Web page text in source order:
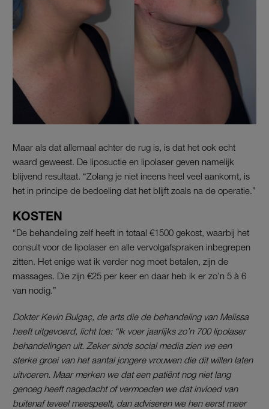
Maar als dat allemaal achter de rug is, is dat het ook echt
waard geweest. De liposuctie en lipolaser geven namelijk
blijvend resultaat. “Zolang je niet ineens heel veel aankomt, is
het in principe de bedoeling dat het blijft zoals na de operatie.”
KOSTEN
“De behandeling zelf heeft in totaal €1500 gekost, waarbij het
consult voor de lipolaser en alle vervolgafspraken inbegrepen
zitten. Het enige wat ik verder nog moet betalen, zijn de
massages. Die zijn €25 per keer en daar heb ik er zo’n 5 à 6
van nodig.”
Dokter Kevin Bulgaç, de arts die de behandeling van Melissa
heeft uitgevoerd, licht toe: “Ik voer jaarlijks zo’n 700 lipolaser
behandelingen uit. Zeker sinds social media zien we een
sterke groei van het aantal jongere vrouwen die dit willen laten
uitvoeren. Maar merken we dat een patiënt nog niet lang
genoeg heeft nagedacht of vermoeden we dat invloed van
buitenaf teveel meespeelt, dan adviseren we hen eerst meer